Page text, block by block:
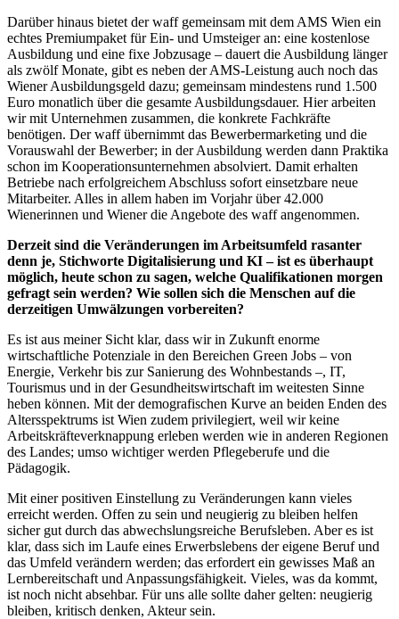
Darüber hinaus bietet der waff gemeinsam mit dem AMS Wien ein
echtes Premiumpaket für Ein- und Umsteiger an: eine kostenlose
Ausbildung und eine fixe Jobzusage – dauert die Ausbildung länger
als zwölf Monate, gibt es neben der AMS-Leistung auch noch das
Wiener Ausbildungsgeld dazu; gemeinsam mindestens rund 1.500
Euro monatlich über die gesamte Ausbildungsdauer. Hier arbeiten
wir mit Unternehmen zusammen, die konkrete Fachkräfte
benötigen. Der waff übernimmt das Bewerbermarketing und die
Vorauswahl der Bewerber; in der Ausbildung werden dann Praktika
schon im Kooperationsunternehmen absolviert. Damit erhalten
Betriebe nach erfolgreichem Abschluss sofort einsetzbare neue
Mitarbeiter. Alles in allem haben im Vorjahr über 42.000
Wienerinnen und Wiener die Angebote des waff angenommen.
Derzeit sind die Veränderungen im Arbeitsumfeld rasanter
denn je, Stichworte Digitalisierung und KI – ist es überhaupt
möglich, heute schon zu sagen, welche Qualifikationen morgen
gefragt sein werden? Wie sollen sich die Menschen auf die
derzeitigen Umwälzungen vorbereiten?
Es ist aus meiner Sicht klar, dass wir in Zukunft enorme
wirtschaftliche Potenziale in den Bereichen Green Jobs – von
Energie, Verkehr bis zur Sanierung des Wohnbestands –, IT,
Tourismus und in der Gesundheitswirtschaft im weitesten Sinne
heben können. Mit der demografischen Kurve an beiden Enden des
Altersspektrums ist Wien zudem privilegiert, weil wir keine
Arbeitskräfteverknappung erleben werden wie in anderen Regionen
des Landes; umso wichtiger werden Pflegeberufe und die
Pädagogik.
Mit einer positiven Einstellung zu Veränderungen kann vieles
erreicht werden. Offen zu sein und neugierig zu bleiben helfen
sicher gut durch das abwechslungsreiche Berufsleben. Aber es ist
klar, dass sich im Laufe eines Erwerbslebens der eigene Beruf und
das Umfeld verändern werden; das erfordert ein gewisses Maß an
Lernbereitschaft und Anpassungsfähigkeit. Vieles, was da kommt,
ist noch nicht absehbar. Für uns alle sollte daher gelten: neugierig
bleiben, kritisch denken, Akteur sein.